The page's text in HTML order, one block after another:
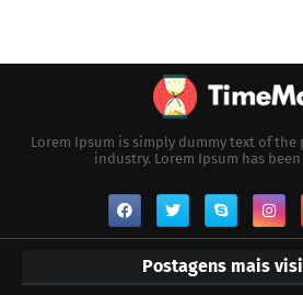
Lorem Ipsum is simply dummy text of
industry. Lorem Ipsum has
Postagens mais